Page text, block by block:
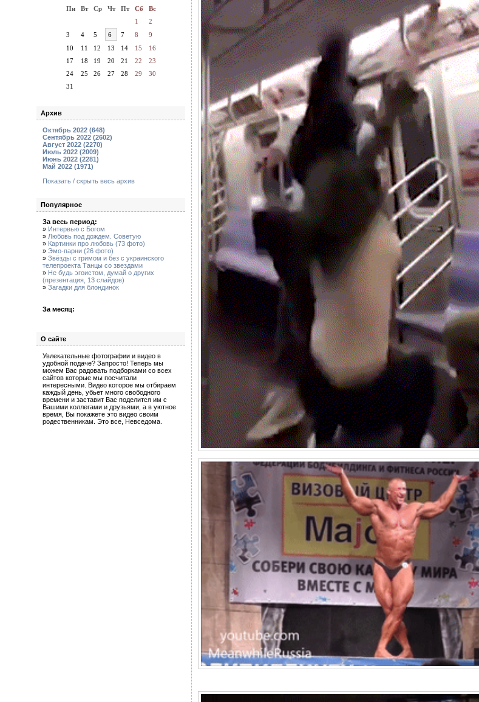
Пн
Вт Ср Чт Пт Сб
Вс
1
2
3
4 5 6 7 8
9
10
11 12 13 14 15
16
17
18 19 20 21 22
23
24
25 26 27 28 29
30
31
Архив
Октябрь 2022 (648)
Сентябрь 2022 (2602)
Август 2022 (2270)
Июль 2022 (2009)
Июнь 2022 (2281)
Май 2022 (1971)
Показать / скрыть весь архив
Популярное
За весь период:
» Интервью с Богом
» Любовь под дождем. Советую
» Картинки про любовь (73 фото)
» Эмо-парни (26 фото)
» Звёзды с гримом и без с украинского
телепроекта Танцы со звездами
» Не будь эгоистом, думай о других
(презентация, 13 слайдов)
» Загадки для блондинок
За месяц:
О сайте
Увлекательные фотографии и видео в
удобной подаче? Запросто! Теперь мы
можем Вас радовать подборками со всех
сайтов которые мы посчитали
интересными. Видео которое мы отбираем
каждый день, убьет много свободного
времени и заставит Вас поделится им с
Вашими коллегами и друзьями, а в уютное
время, Вы покажете это видео своим
родественникам. Это все, Невседома.